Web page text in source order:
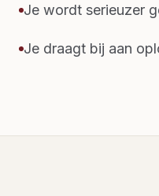
Je wordt serieuzer
Je draagt bij aan